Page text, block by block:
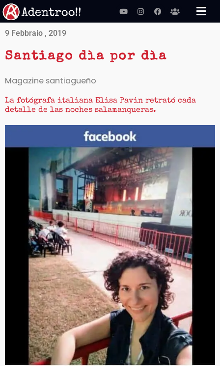
Vai
al
contenuto
YoutubeInstagramFacebook
Users
9 Febbraio , 2019
Santiago dìa por dìa
Magazine santiagueño
La fotógrafa italiana Elisa Pavin retrató cada
detalle de las noches salamanqueras.